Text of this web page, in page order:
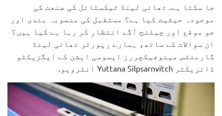
جا سکتا ہے. تھائی لینڈ ٹیکسٹائل کی صنعت کی
موجودہ حیثیت کیا ہے؟ مستقبل کی منصوبہ بندی اور
جو موقع اور چیلنج آگے انتظار کر رہا ہے کیا ہیں؟
ان سوالات کے ساتھ، ہمارے رپورٹر تھائی لینڈ
گارمنٹس مینوفیکچررز ایسوسی ایشن کے ایگزیکٹو
ڈائریکٹر Yuttana Silpsarnvitch انٹرویو.